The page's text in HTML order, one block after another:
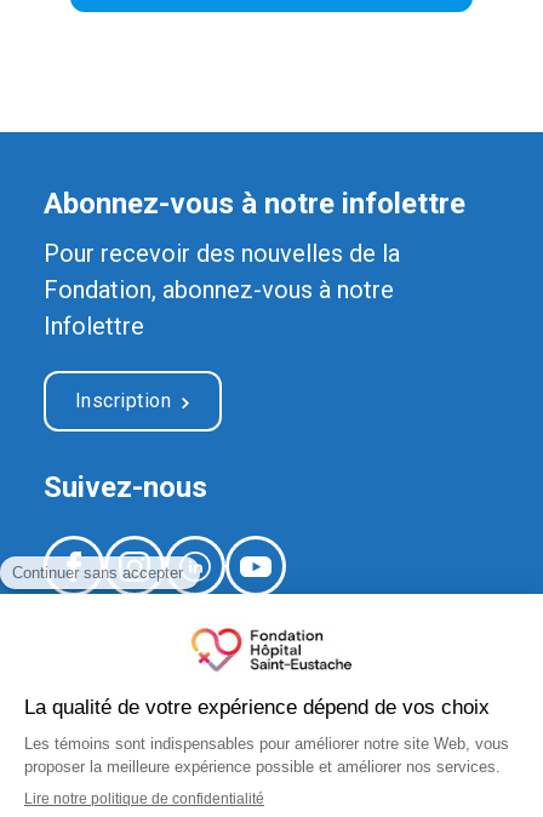
520, boulevard Arthur-Sauvé,
local CS-012
Saint-Eustache (Québec) J7R 5B1
fondation.hse@ssss.gouv.qc.ca
Abonnez-vous à notre infolettre
Pour recevoir des nouvelles de la
Fondation, abonnez-vous à notre
Infolettre
Inscription
Suivez-nous